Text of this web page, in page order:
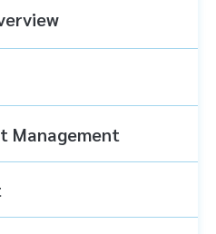
Management